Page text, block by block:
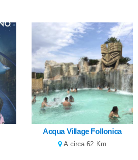
Acqua Village Follonica
A circa 62 Km